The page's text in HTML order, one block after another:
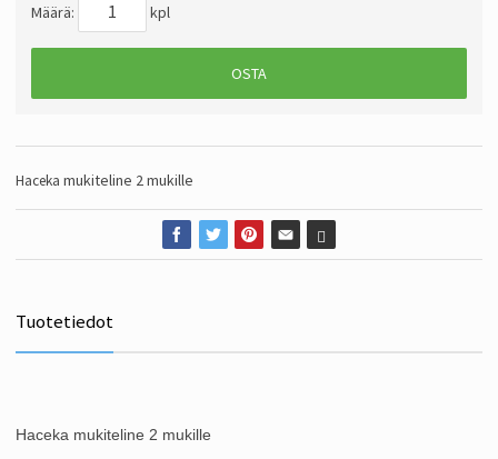
Määrä: kpl
OSTA
Haceka mukiteline 2 mukille
Tuotetiedot
Haceka mukiteline 2 mukille